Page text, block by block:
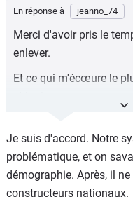
gouvernement ou l'UE
français.
Il y a des réalités
résoudre à coups de
demandes de
Ce portail, nommé
and Processing of
américaine des
En réponse à jeanno_74
Merci d'avoir pris le
enlever.
Et ce qui m'écœure le
et la dette qui paient
Je suis d'accord. Notre
problématique, et on
démographie. Après, il
constructeurs nationaux.